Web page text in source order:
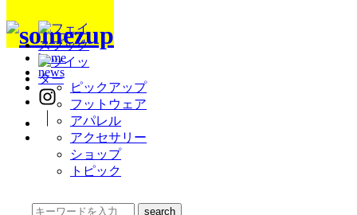
toggle navigation
home
news
ピックアップ
フットウェア
アパレル
アクセサリー
ショップ
トピック